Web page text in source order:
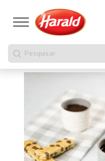
Pesquisar